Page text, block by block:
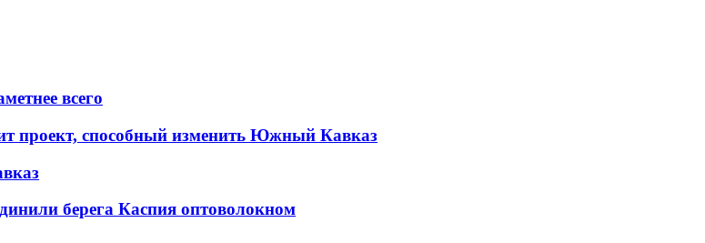
всего
проект, способный изменить Южный Кавказ
берега Каспия оптоволокном